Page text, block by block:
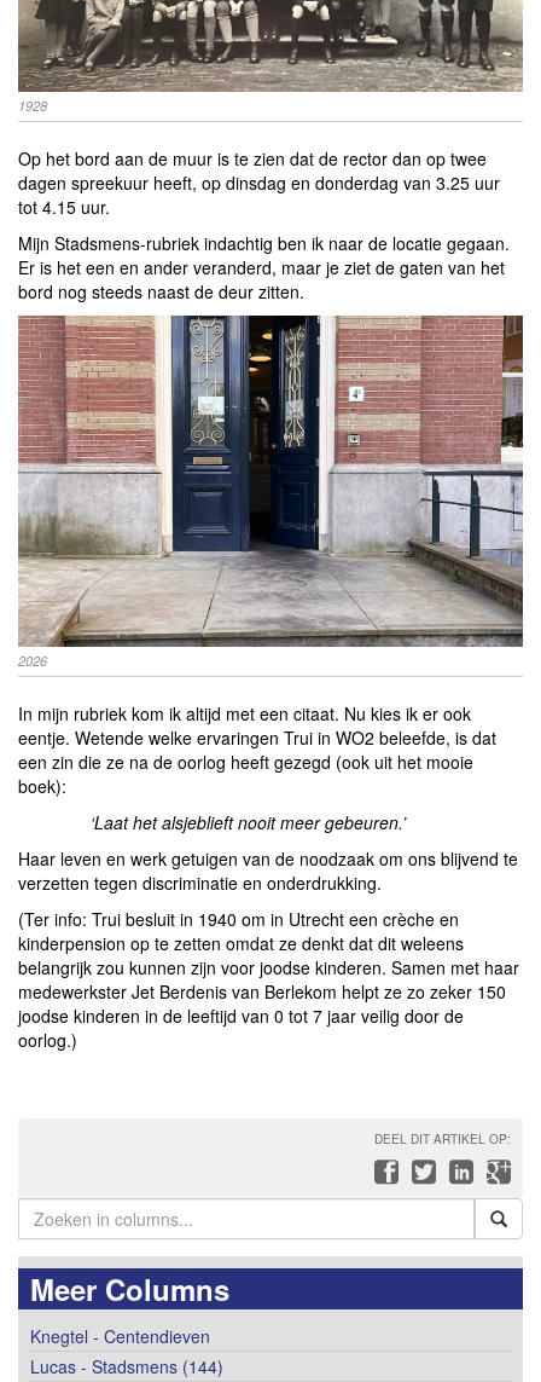
1928
Op het bord aan de muur is te zien dat de rector dan op twee
dagen spreekuur heeft, op dinsdag en donderdag van 3.25 uur
tot 4.15 uur.
Mijn Stadsmens-rubriek indachtig ben ik naar de locatie gegaan.
Er is het een en ander veranderd, maar je ziet de gaten van het
bord nog steeds naast de deur zitten.
2026
In mijn rubriek kom ik altijd met een citaat. Nu kies ik er ook
eentje. Wetende welke ervaringen Trui in WO2 beleefde, is dat
een zin die ze na de oorlog heeft gezegd (ook uit het mooie
boek):
‘Laat het alsjeblieft nooit meer gebeuren.’
Haar leven en werk getuigen van de noodzaak om ons blijvend te
verzetten tegen discriminatie en onderdrukking.
(Ter info: Trui besluit in 1940 om in Utrecht een crèche en
kinderpension op te zetten omdat ze denkt dat dit weleens
belangrijk zou kunnen zijn voor joodse kinderen. Samen met haar
medewerkster Jet Berdenis van Berlekom helpt ze zo zeker 150
joodse kinderen in de leeftijd van 0 tot 7 jaar veilig door de
oorlog.)
DEEL DIT ARTIKEL OP:
Meer Columns
Knegtel - Centendieven
Lucas - Stadsmens (144)